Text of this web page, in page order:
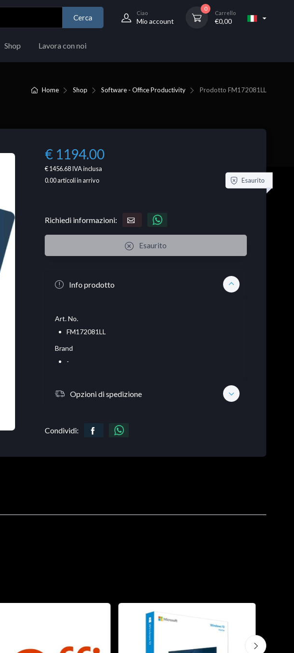
Cerca
Ciao
Mio account
0
Carrello
€0,00
Shop Lavora con noi
Home Shop Software - Office Productivity Prodotto FM172081LL
€ 1194.00
€ 1456.68IVA inclusa
0.00articoli in arrivo Esaurito
Richiedi informazioni:
Esaurito
Info prodotto
Art. No.
FM172081LL
Brand
-
Opzioni di spedizione
Condividi: